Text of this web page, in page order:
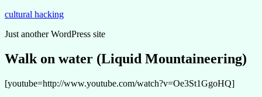
Zum
springen
cultural hacking
Just another WordPress site
Walk on water (Liquid Mountaineering)
[youtube=http://www.youtube.com/watch?v=Oe3St1GgoHQ]